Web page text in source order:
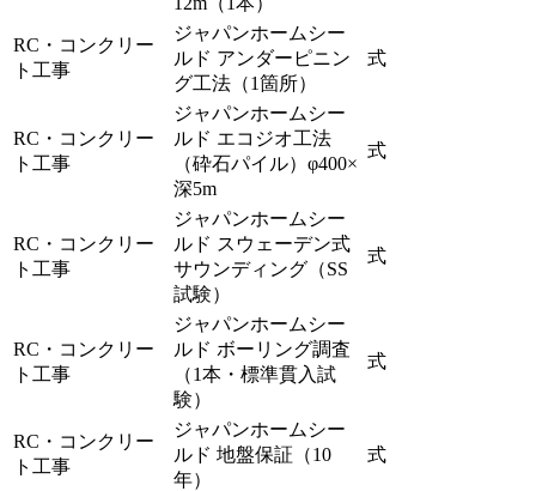
RC・コンクリー
ト工事
ジャパンホームシー
ルド アンダーピニン
グ工法（1箇所）
式
RC・コンクリー
ト工事
ジャパンホームシー
ルド エコジオ工法
（砕石パイル）φ400×
深5m
式
RC・コンクリー
ト工事
ジャパンホームシー
ルド スウェーデン式
サウンディング（SS
試験）
式
RC・コンクリー
ト工事
ジャパンホームシー
ルド ボーリング調査
（1本・標準貫入試
験）
式
RC・コンクリー
ト工事
ジャパンホームシー
ルド 地盤保証（10
年）
式